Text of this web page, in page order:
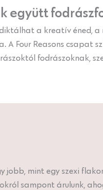
együtt
a kreatív éned,
Four Reasons csapat
fodrászoknak,
mint egy szexi
sampont árulunk,